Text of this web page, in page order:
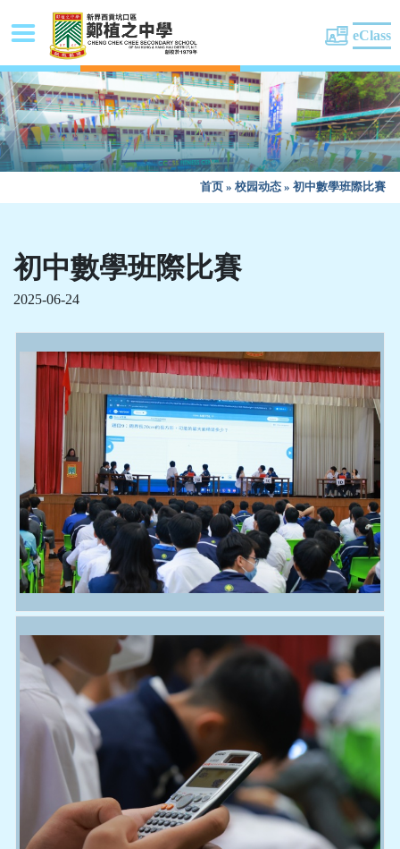
eClass
首页 » 校园动态 » 初中數學班際比賽
初中數學班際比賽
2025-06-24